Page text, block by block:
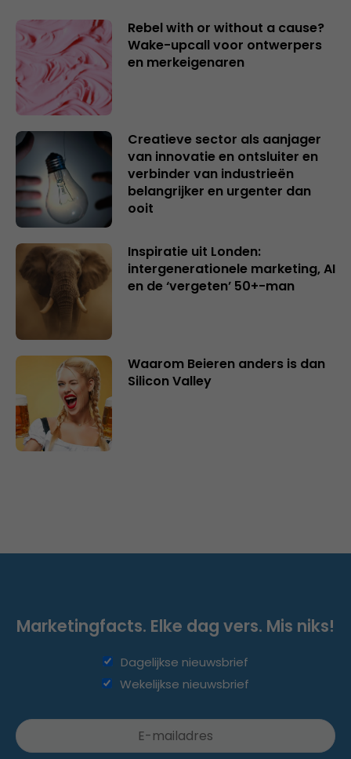
Rebel with or without a cause?
Wake-upcall voor ontwerpers
en merkeigenaren
Creatieve sector als aanjager
van innovatie en ontsluiter en
verbinder van industrieën
belangrijker en urgenter dan
ooit
Inspiratie uit Londen:
intergenerationele marketing, AI
en de ‘vergeten’ 50+-man
Waarom Beieren anders is dan
Silicon Valley
Marketingfacts. Elke dag vers. Mis niks!
Dagelijkse nieuwsbrief
Wekelijkse nieuwsbrief